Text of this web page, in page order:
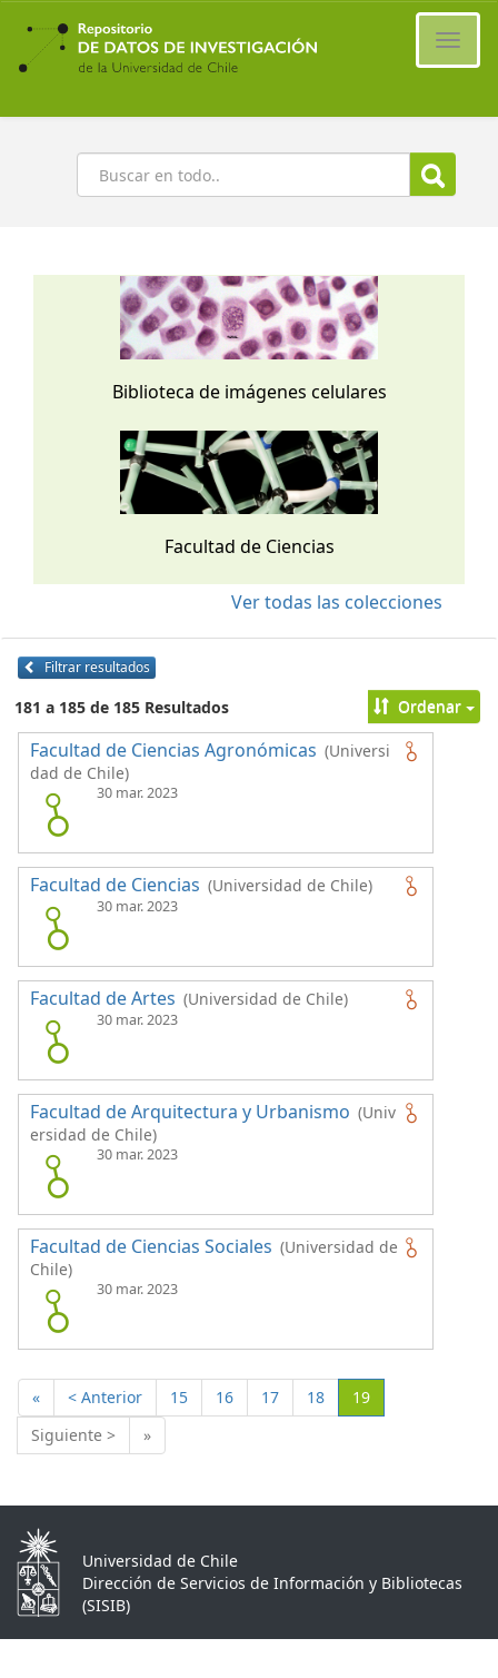
Ir
contenido
principal
Buscar
Biblioteca de imágenes celulares
Facultad de Ciencias
Ver todas las colecciones
Filtrar resultados
181 a 185 de 185 Resultados Ordenar
Facultad de Ciencias Agronómicas (Universi
dad de Chile)
30 mar. 2023
Facultad de Ciencias (Universidad de Chile)
30 mar. 2023
Facultad de Artes (Universidad de Chile)
30 mar. 2023
Facultad de Arquitectura y Urbanismo (Univ
ersidad de Chile)
30 mar. 2023
Facultad de Ciencias Sociales (Universidad de
Chile)
30 mar. 2023
« < Anterior 15 16 17 18 19(Actual)
Siguiente >
»
Universidad de Chile
Dirección de Servicios de Información y Bibliotecas
(SISIB)